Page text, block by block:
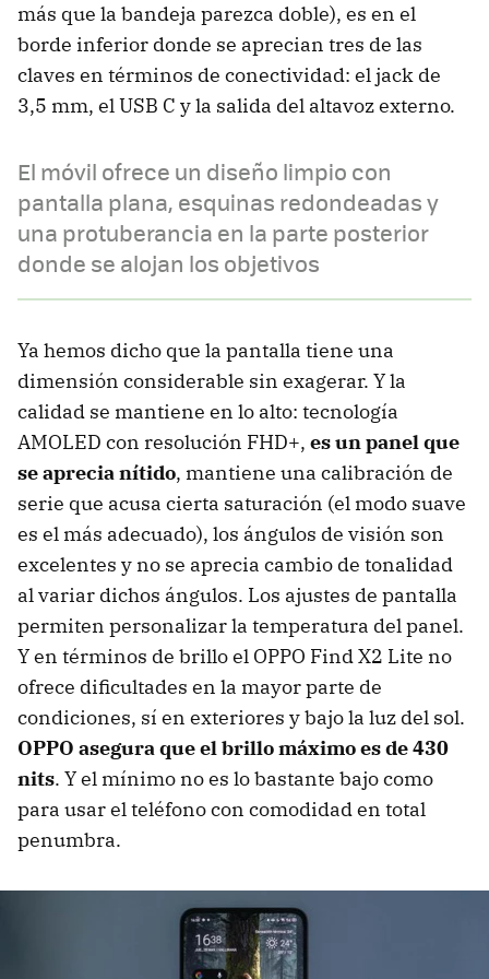
más que la bandeja parezca doble), es en el
borde inferior donde se aprecian tres de las
claves en términos de conectividad: el jack de
3,5 mm, el USB C y la salida del altavoz externo.
El móvil ofrece un diseño limpio con
pantalla plana, esquinas redondeadas y
una protuberancia en la parte posterior
donde se alojan los objetivos
Ya hemos dicho que la pantalla tiene una
dimensión considerable sin exagerar. Y la
calidad se mantiene en lo alto: tecnología
AMOLED con resolución FHD+, es un panel que
se aprecia nítido, mantiene una calibración de
serie que acusa cierta saturación (el modo suave
es el más adecuado), los ángulos de visión son
excelentes y no se aprecia cambio de tonalidad
al variar dichos ángulos. Los ajustes de pantalla
permiten personalizar la temperatura del panel.
Y en términos de brillo el OPPO Find X2 Lite no
ofrece dificultades en la mayor parte de
condiciones, sí en exteriores y bajo la luz del sol.
OPPO asegura que el brillo máximo es de 430
nits. Y el mínimo no es lo bastante bajo como
para usar el teléfono con comodidad en total
penumbra.